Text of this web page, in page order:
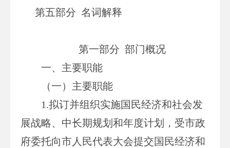
第五部分 名词解释
第一部分 部门概况
一、主要职能
（一）主要职能
1.拟订并组织实施国民经济和社会发
展战略、中长期规划和年度计划，受市政
府委托向市人民代表大会提交国民经济和